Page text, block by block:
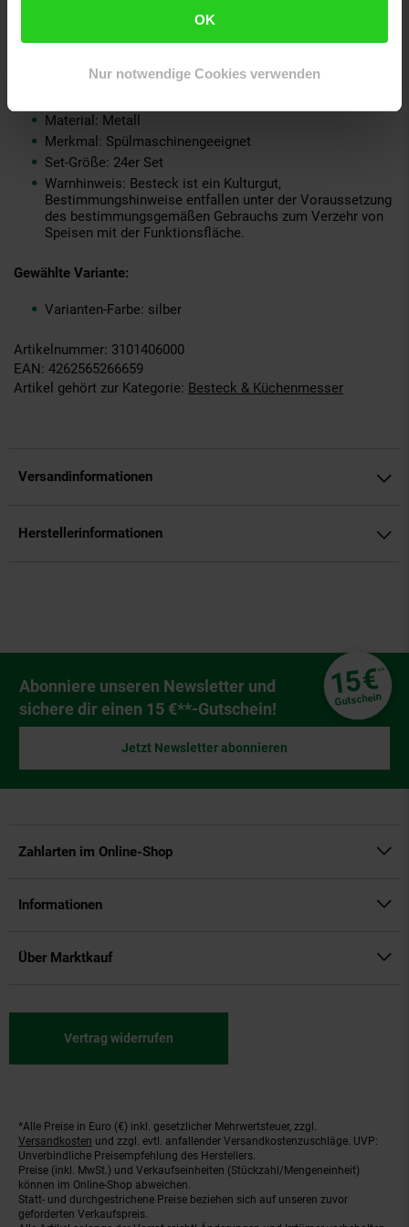
OK
Nur notwendige Cookies verwenden
Kollektion Serie: LIGATO
Menümesser, Kaffeelöffel
Material: Metall
Merkmal: Spülmaschinengeeignet
Set-Größe: 24er Set
Warnhinweis: Besteck ist ein Kulturgut,
Bestimmungshinweise entfallen unter der Voraussetzung
des bestimmungsgemäßen Gebrauchs zum Verzehr von
Speisen mit der Funktionsfläche.
Gewählte Variante:
Varianten-Farbe: silber
Artikelnummer: 3101406000
EAN: 4262565266659
Artikel gehört zur Kategorie: Besteck & Küchenmesser
Versandinformationen
Herstellerinformationen
Newsletter Anmeldung
Abonniere unseren Newsletter und
sichere dir einen 15 €**-Gutschein!
15€**
Gutschein
Jetzt Newsletter abonnieren
Zahlarten im Online-Shop
Informationen
Über Marktkauf
Vertrag widerrufen
Fußnoten
*Alle Preise in Euro (€) inkl. gesetzlicher Mehrwertsteuer, zzgl.
Versandkosten und zzgl. evtl. anfallender Versandkostenzuschläge. UVP:
Unverbindliche Preisempfehlung des Herstellers.
Preise (inkl. MwSt.) und Verkaufseinheiten (Stückzahl/Mengeneinheit)
können im Online-Shop abweichen.
Statt- und durchgestrichene Preise beziehen sich auf unseren zuvor
geforderten Verkaufspreis.